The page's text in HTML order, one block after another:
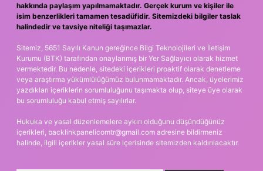
hakkında paylaşım yapılmamaktadır. Gerçek kurum ve kişiler ile
isim benzerlikleri tamamen tesadüfidir. Sitemizdeki bilgiler taslak
halindedir ve tavsiye niteliği taşımazlar.
Sitemiz, 5651 Sayılı Kanun gereğince Bilgi Teknolojileri ve İletişim
Kurumu (BTK) tarafından onaylanmış bir Yer Sağlayıcı olarak hizmet
vermektedir. Bu nedenle, sitedeki içerikleri proaktif olarak denetleme
veya araştırma yükümlülüğümüz bulunmamaktadır. Ancak, üyelerimiz
yazdıkları içeriklerin sorumluluğunu taşımakta olup, siteye üye olarak
bu sorumluluğu kabul etmiş sayılırlar.
Hukuka ve yasal düzenlemelere aykırı olduğunu düşündüğünüz
içerikleri, backlinkpanelicomtr@gmail.com adresine bildirmeniz
halinde, ilgili içerikler yasal süre içerisinde sitemizden kaldırılacaktır.